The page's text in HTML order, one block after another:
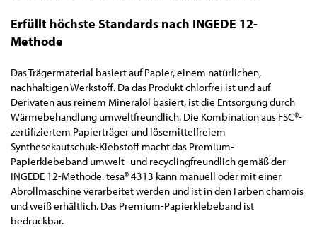
Erfüllt höchste Standards nach INGEDE 12-
Methode
Das Trägermaterial basiert auf Papier, einem natürlichen,
nachhaltigen Werkstoff. Da das Produkt chlorfrei ist und auf
Derivaten aus reinem Mineralöl basiert, ist die Entsorgung durch
Wärmebehandlung umweltfreundlich. Die Kombination aus FSC®-
zertifiziertem Papierträger und lösemittelfreiem
Synthesekautschuk-Klebstoff macht das Premium-
Papierklebeband umwelt- und recyclingfreundlich gemäß der
INGEDE 12-Methode. tesa® 4313 kann manuell oder mit einer
Abrollmaschine verarbeitet werden und ist in den Farben chamois
und weiß erhältlich. Das Premium-Papierklebeband ist
bedruckbar.